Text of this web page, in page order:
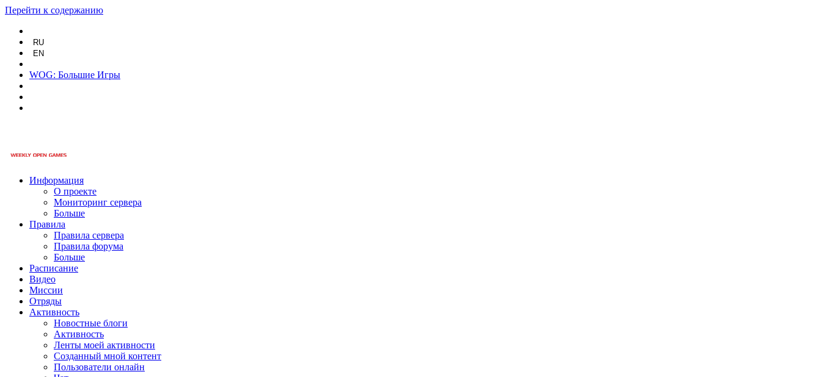
Перейти к содержанию
RU
EN
WOG: Большие Игры
Информация
О проекте
Мониторинг сервера
Больше
Правила
Правила сервера
Правила форума
Больше
Расписание
Видео
Миссии
Отряды
Активность
Новостные блоги
Активность
Ленты моей активности
Созданный мной контент
Пользователи онлайн